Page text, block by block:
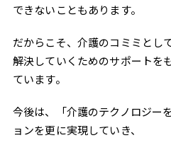
できないこともあります。
だからこそ、介護のコミミとし
解決していくためのサポートを
ています。
今後は、「介護のテクノロジー
ョンを更に実現していき、